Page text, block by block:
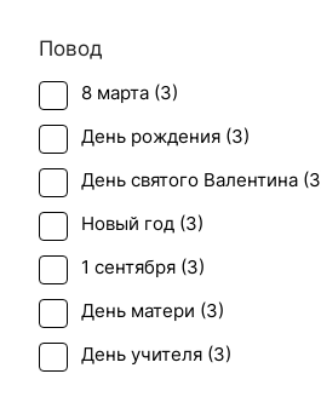
Повод
8 марта (3)
День рождения (3)
День святого Валентина (3
Новый год (3)
1 сентября (3)
День матери (3)
День учителя (3)